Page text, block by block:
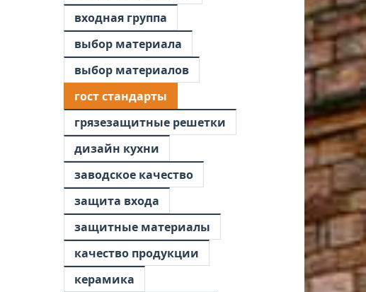
входная группа
выбор материала
выбор материалов
гост стандарты
грязезащитные решетки
дизайн кухни
заводское качество
защита входа
защитные материалы
качество продукции
керамика